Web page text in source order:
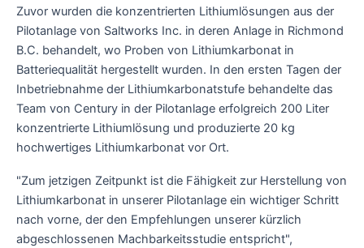
Zuvor wurden die konzentrierten Lithiumlösungen aus der
Pilotanlage von Saltworks Inc. in deren Anlage in Richmond
B.C. behandelt, wo Proben von Lithiumkarbonat in
Batteriequalität hergestellt wurden. In den ersten Tagen der
Inbetriebnahme der Lithiumkarbonatstufe behandelte das
Team von Century in der Pilotanlage erfolgreich 200 Liter
konzentrierte Lithiumlösung und produzierte 20 kg
hochwertiges Lithiumkarbonat vor Ort.
"Zum jetzigen Zeitpunkt ist die Fähigkeit zur Herstellung von
Lithiumkarbonat in unserer Pilotanlage ein wichtiger Schritt
nach vorne, der den Empfehlungen unserer kürzlich
abgeschlossenen Machbarkeitsstudie entspricht",